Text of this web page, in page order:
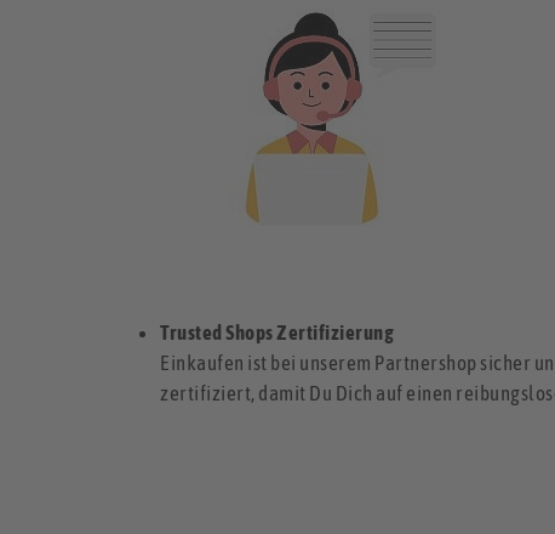
Trusted Shops Zertifizierung
Einkaufen ist bei unserem Partnershop sicher
zertifiziert, damit Du Dich auf einen